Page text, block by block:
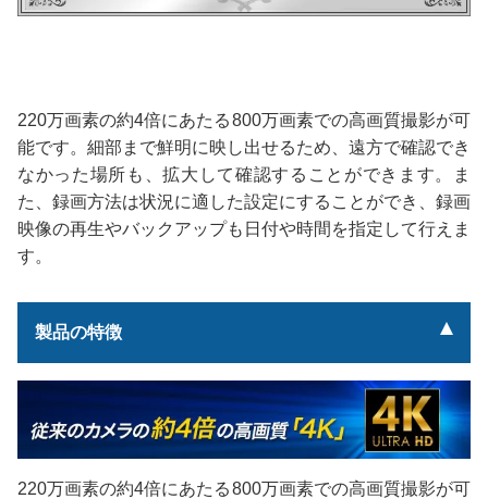
220万画素の約4倍にあたる800万画素での高画質撮影が可
能です。細部まで鮮明に映し出せるため、遠方で確認でき
なかった場所も、拡大して確認することができます。ま
た、録画方法は状況に適した設定にすることができ、録画
映像の再生やバックアップも日付や時間を指定して行えま
す。
製品の特徴
220万画素の約4倍にあたる800万画素での高画質撮影が可